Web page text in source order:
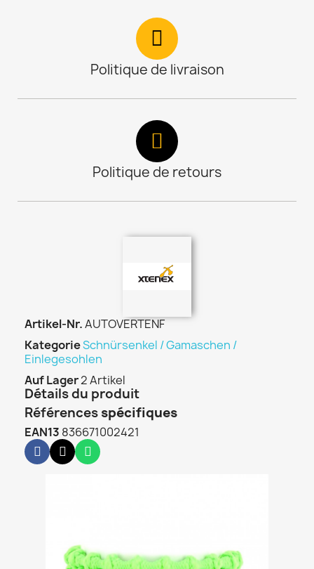
Politique de livraison
Politique de retours
Artikel-Nr.AUTOVERTENF
KategorieSchnürsenkel / Gamaschen /
Einlegesohlen
Auf Lager2 Artikel
Détails du produit
Références spécifiques
EAN13 836671002421